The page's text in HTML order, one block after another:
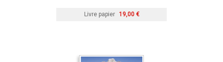
Livre papier 19,00 €